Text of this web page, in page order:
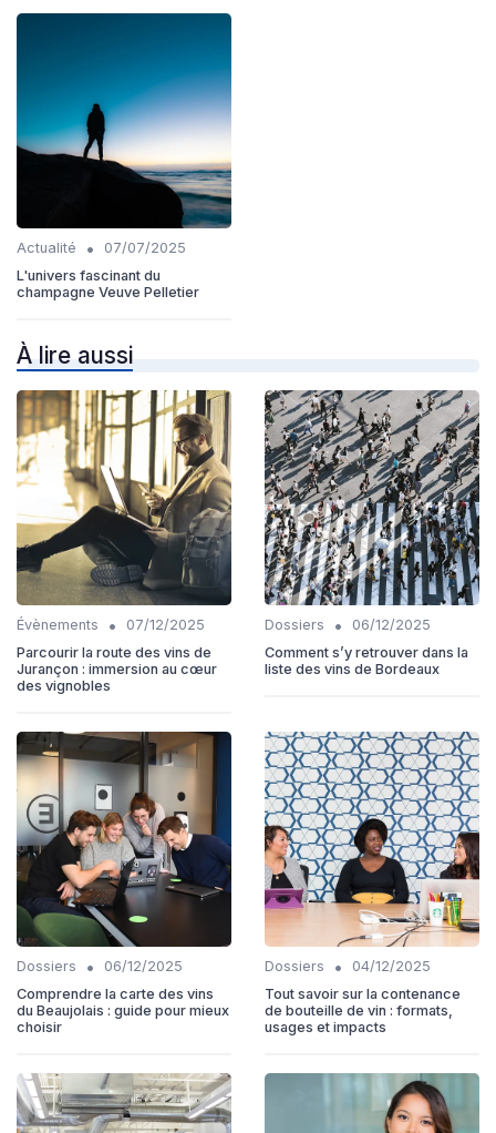
Actualité •
07/07/2025
L'univers fascinant du
champagne Veuve Pelletier
À lire aussi
Évènements •
07/12/2025
Parcourir la route des vins de
Jurançon : immersion au cœur
des vignobles
Dossiers •
06/12/2025
Comment s’y retrouver dans la
liste des vins de Bordeaux
Dossiers •
06/12/2025
Comprendre la carte des vins
du Beaujolais : guide pour mieux
choisir
Dossiers •
04/12/2025
Tout savoir sur la contenance
de bouteille de vin : formats,
usages et impacts